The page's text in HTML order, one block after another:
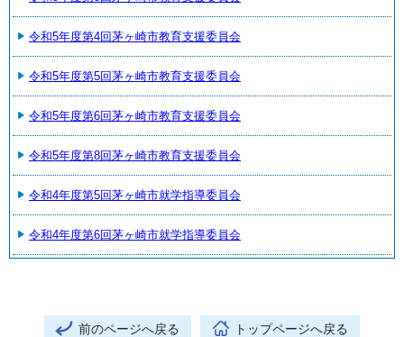
令和5年度第4回茅ヶ崎市教育支援委員会
令和5年度第5回茅ヶ崎市教育支援委員会
令和5年度第6回茅ヶ崎市教育支援委員会
令和5年度第8回茅ヶ崎市教育支援委員会
令和4年度第5回茅ヶ崎市就学指導委員会
令和4年度第6回茅ヶ崎市就学指導委員会
前のページへ戻る トップページへ戻る